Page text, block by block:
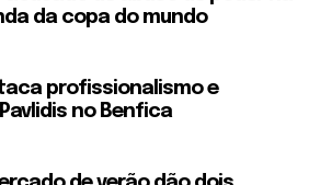
da copa do mundo
profissionalismo e
no Benfica